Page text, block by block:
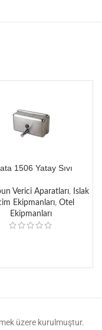
1506 Yatay Sıvı
Verici Aparatları, Islak
Ekipmanları,Otel
Ekipmanları
üzere kurulmuştur.